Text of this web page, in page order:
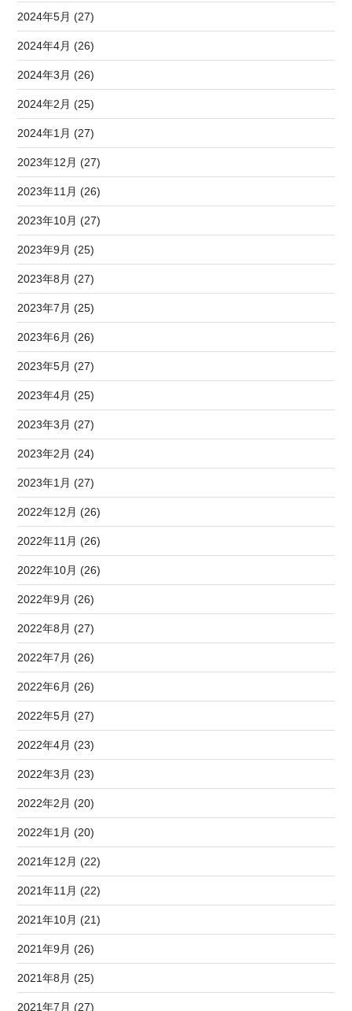
2024年5月 (27)
2024年4月 (26)
2024年3月 (26)
2024年2月 (25)
2024年1月 (27)
2023年12月 (27)
2023年11月 (26)
2023年10月 (27)
2023年9月 (25)
2023年8月 (27)
2023年7月 (25)
2023年6月 (26)
2023年5月 (27)
2023年4月 (25)
2023年3月 (27)
2023年2月 (24)
2023年1月 (27)
2022年12月 (26)
2022年11月 (26)
2022年10月 (26)
2022年9月 (26)
2022年8月 (27)
2022年7月 (26)
2022年6月 (26)
2022年5月 (27)
2022年4月 (23)
2022年3月 (23)
2022年2月 (20)
2022年1月 (20)
2021年12月 (22)
2021年11月 (22)
2021年10月 (21)
2021年9月 (26)
2021年8月 (25)
2021年7月 (27)